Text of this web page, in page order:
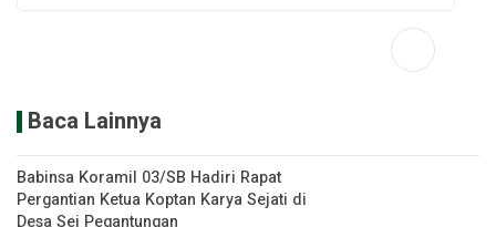
Baca Lainnya
Babinsa Koramil 03/SB Hadiri Rapat
Pergantian Ketua Koptan Karya Sejati di
Desa Sei Pegantungan